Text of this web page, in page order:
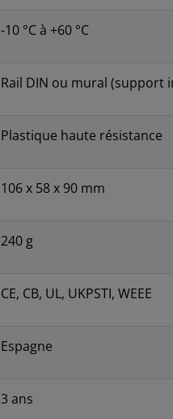
-10 °C à +60 °C
Rail DIN ou mural (support
Plastique haute résistance
106 x 58 x 90 mm
240 g
CE, CB, UL, UKPSTI, WEEE
Espagne
3 ans